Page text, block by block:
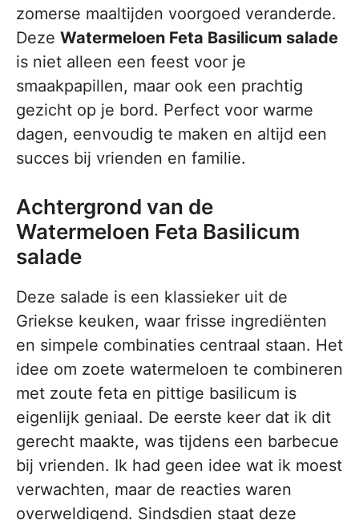
zomerse maaltijden voorgoed veranderde.
Deze Watermeloen Feta Basilicum salade
is niet alleen een feest voor je
smaakpapillen, maar ook een prachtig
gezicht op je bord. Perfect voor warme
dagen, eenvoudig te maken en altijd een
succes bij vrienden en familie.
Achtergrond van de
Watermeloen Feta Basilicum
salade
Deze salade is een klassieker uit de
Griekse keuken, waar frisse ingrediënten
en simpele combinaties centraal staan. Het
idee om zoete watermeloen te combineren
met zoute feta en pittige basilicum is
eigenlijk geniaal. De eerste keer dat ik dit
gerecht maakte, was tijdens een barbecue
bij vrienden. Ik had geen idee wat ik moest
verwachten, maar de reacties waren
overweldigend. Sindsdien staat deze